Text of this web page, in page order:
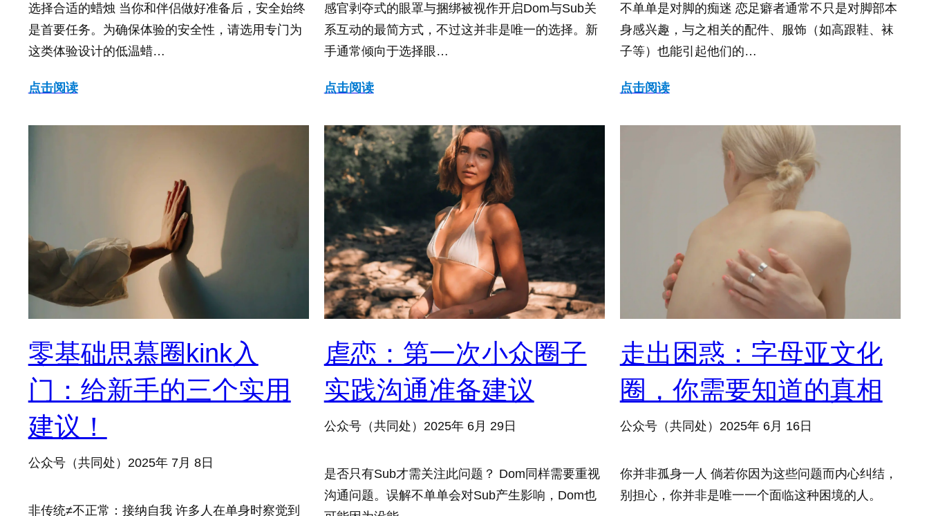
选择合适的蜡烛 当你和伴侣做好准备后，安全始终
是首要任务。为确保体验的安全性，请选用专门为
这类体验设计的低温蜡…
点击阅读
感官剥夺式的眼罩与捆绑被视作开启Dom与Sub关
系互动的最简方式，不过这并非是唯一的选择。新
手通常倾向于选择眼…
点击阅读
不单单是对脚的痴迷 恋足癖者通常不只是对脚部本
身感兴趣，与之相关的配件、服饰（如高跟鞋、袜
子等）也能引起他们的…
点击阅读
零基础思慕圈kink入
门：给新手的三个实用
建议！
公众号（共同处） 2025年 7月 8日
非传统≠不正常：接纳自我 许多人在单身时察觉到
虐恋：第一次小众圈子
实践沟通准备建议
公众号（共同处） 2025年 6月 29日
是否只有Sub才需关注此问题？ Dom同样需要重视
沟通问题。误解不单单会对Sub产生影响，Dom也
走出困惑：字母亚文化
圈，你需要知道的真相
公众号（共同处） 2025年 6月 16日
你并非孤身一人 倘若你因为这些问题而内心纠结，
别担心，你并非是唯一一个面临这种困境的人。